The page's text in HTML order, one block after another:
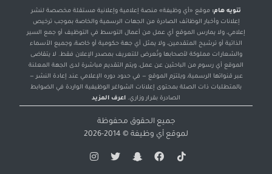
تنويه هام: موقع «أي وظيفة» منصة إعلامية وإعلانية مستقلة مخصصة لنشر
إعلانات وأخبار الوظائف الصادرة من الجهات الرسمية والخاصة بموجب ترخيص
إعلامي، ولا يمارس الموقع أي عمل من أعمال التوسط في التوظيف أو جمع السير
الذاتية أو ترشيح المتقدمين، ولا يمثل أي جهة حكومية أو خاصة، وجميع الأسماء
والشعارات مملوكة لأصحابها وتُعرض للتعريف بمصدر الإعلان فقط. لا يتقاضى
الموقع أي رسوم من الباحثين عن عمل، ويتم التقديم مباشرة لدى الجهة المعلنة
عبر قنواتها الرسمية، ويلتزم الموقع — في حدود دوره الإعلامي عند إعادة النشر —
بالمتطلبات ذات الصلة بمحتوى إعلانات الشواغر الوظيفية الواردة في الضوابط
الصادرة بقرار وزاري. اعرف المزيد
جميع الحقوق محفوظة
لموقع أي وظيفة © 2014-2026